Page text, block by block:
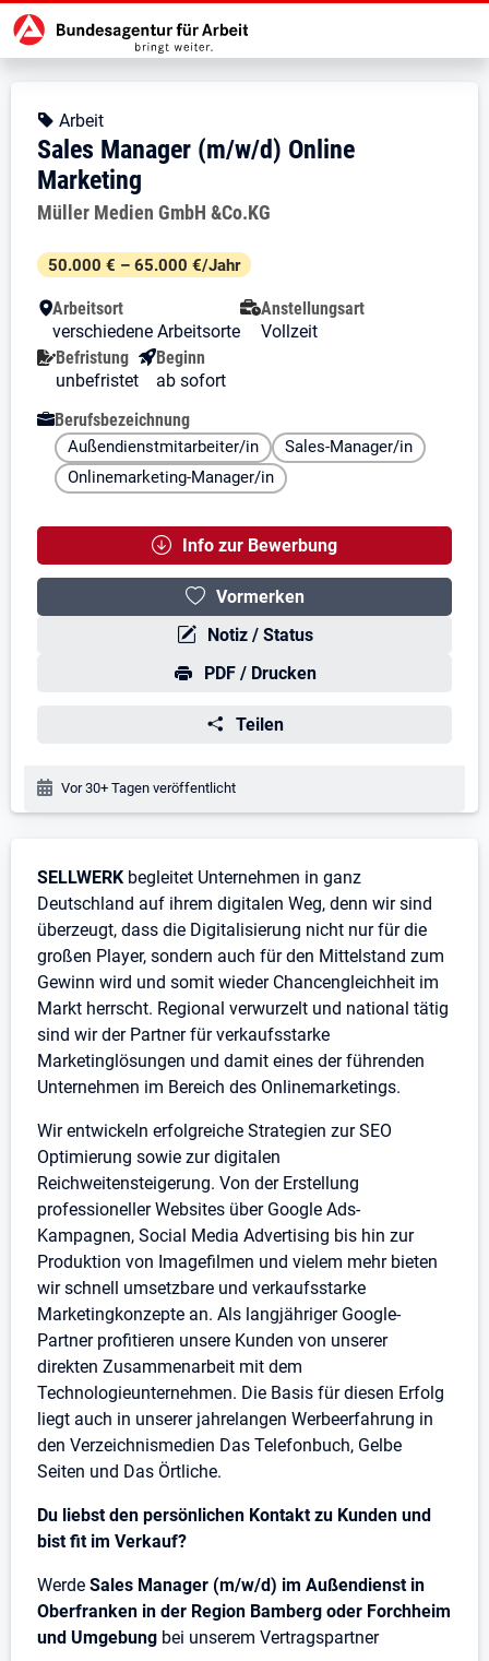
Zur Jobsuche Startseite
Stellendetails zu: Sales
Sales Manager (m/w/d)
Sales Manager (m/w/d) Online
Kopfbereich
Angebotsart:
Arbeit
Sales Manager (m/w/d) Online
Marketing
Arbeitgeber:
Müller Medien GmbH &Co.KG
Besondere Merkmale
50.000 € – 65.000 €/Jahr
Arbeitsort
verschiedene Arbeitsorte
Anstellungsart
Vollzeit
Befristung
unbefristet
Beginn
ab sofort
Berufsbezeichnung
Außendienstmitarbeiter/in
Sales-Manager/in
Onlinemarketing-Manager/in
Info zur Bewerbung
Vormerken
Notiz / Status
PDF / Drucken
Teilen
Veröffentlichungsdatum:
Vor 30+ Tagen veröffentlicht
Stellenbeschreibung
SELLWERK begleitet Unternehmen in ganz
Deutschland auf ihrem digitalen Weg, denn wir sind
überzeugt, dass die Digitalisierung nicht nur für die
großen Player, sondern auch für den Mittelstand zum
Gewinn wird und somit wieder Chancengleichheit im
Markt herrscht. Regional verwurzelt und national tätig
sind wir der Partner für verkaufsstarke
Marketinglösungen und damit eines der führenden
Unternehmen im Bereich des Onlinemarketings.
Wir entwickeln erfolgreiche Strategien zur SEO
Optimierung sowie zur digitalen
Reichweitensteigerung. Von der Erstellung
professioneller Websites über Google Ads-
Kampagnen, Social Media Advertising bis hin zur
Produktion von Imagefilmen und vielem mehr bieten
wir schnell umsetzbare und verkaufsstarke
Marketingkonzepte an. Als langjähriger Google-
Partner profitieren unsere Kunden von unserer
direkten Zusammenarbeit mit dem
Technologieunternehmen. Die Basis für diesen Erfolg
liegt auch in unserer jahrelangen Werbeerfahrung in
den Verzeichnismedien Das Telefonbuch, Gelbe
Seiten und Das Örtliche.
Du liebst den persönlichen Kontakt zu Kunden und
bist fit im Verkauf?
Werde Sales Manager (m/w/d) im Außendienst in
Oberfranken in der Region Bamberg oder Forchheim
und Umgebung bei unserem Vertragspartner